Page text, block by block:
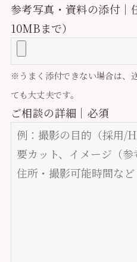
参考写真・資料の添付｜
10MBまで）
※うまく添付できない場合は、
ても大丈夫です。
ご相談の詳細｜必須